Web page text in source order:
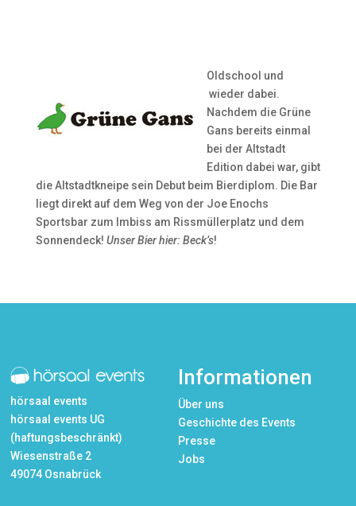
Oldschool und
wieder dabei.
Nachdem die Grüne
Gans bereits einmal
bei der Altstadt
Edition dabei war, gibt
die Altstadtkneipe sein Debut beim Bierdiplom. Die Bar
liegt direkt auf dem Weg von der Joe Enochs
Sportsbar zum Imbiss am Rissmüllerplatz und dem
Sonnendeck! Unser Bier hier: Beck’s!
hörsaal events
hörsaal events UG
(haftungsbeschränkt)
Wiesenstraße 2
49074 Osnabrück
Informationen
Über uns
Geschichte des Events
Presse
Jobs